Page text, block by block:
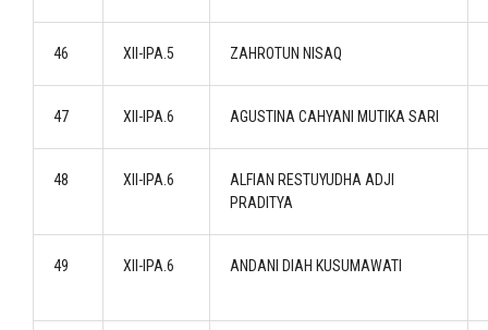
46 XII-IPA.5 ZAHROTUN NISAQ
47 XII-IPA.6 AGUSTINA CAHYANI MUTIKA SARI
48 XII-IPA.6
ALFIAN RESTUYUDHA ADJI
PRADITYA
49 XII-IPA.6 ANDANI DIAH KUSUMAWATI